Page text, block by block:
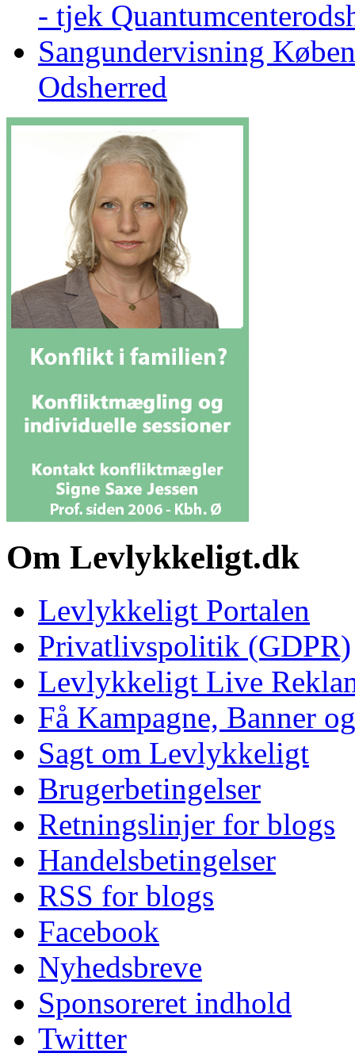
- tjek
Sangundervisning
Odsherred
Om Levlykkeligt.dk
Levlykkeligt Portalen
Privatlivspolitik (GDPR)
Levlykkeligt Live
Få Kampagne, Banner
Sagt om Levlykkeligt
Brugerbetingelser
Retningslinjer for blogs
Handelsbetingelser
RSS for blogs
Facebook
Nyhedsbreve
Sponsoreret indhold
Twitter